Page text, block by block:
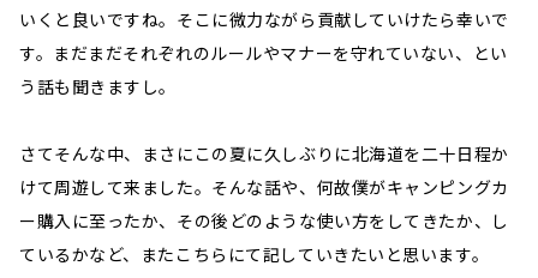
いくと良いですね。そこに微力ながら貢献していけたら幸いで
す。まだまだそれぞれのルールやマナーを守れていない、とい
う話も聞きますし。
さてそんな中、まさにこの夏に久しぶりに北海道を二十日程か
けて周遊して来ました。そんな話や、何故僕がキャンピングカ
ー購入に至ったか、その後どのような使い方をしてきたか、し
ているかなど、またこちらにて記していきたいと思います。